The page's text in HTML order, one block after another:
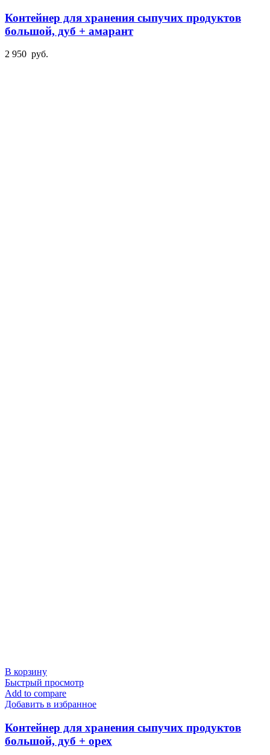
Контейнер для хранения сыпучих продуктов
большой, дуб + амарант
2 950 руб.
В корзину
Быстрый просмотр
Add to compare
Добавить в избранное
Контейнер для хранения сыпучих продуктов
большой, дуб + орех